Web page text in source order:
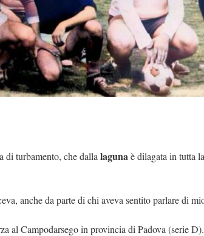
di turbamento, che dalla lagunaè dilagata in tutta
anche da parte di chi aveva sentito parlare di
al Campodarsego in provincia di Padova (serie